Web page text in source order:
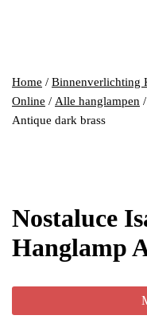
Home / Binnenverlichting
Online / Alle hanglampen
Antique dark brass
Nostaluce
Hanglamp